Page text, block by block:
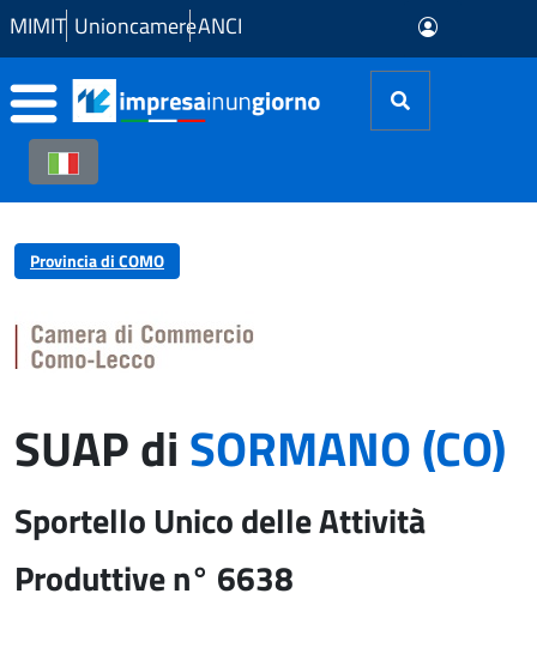
Skip to Main Content
MIMIT UnioncamereANCI
Provincia di COMO
SUAP diSORMANO (CO)
Sportello Unico delle Attività
Produttive n° 6638